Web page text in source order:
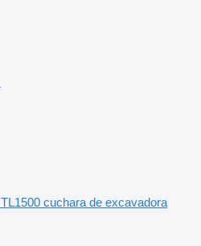
TL1500 cuchara de excavadora